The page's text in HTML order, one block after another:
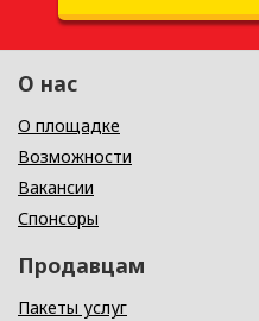
О нас
О площадке
Возможности
Вакансии
Спонсоры
Продавцам
Пакеты услуг